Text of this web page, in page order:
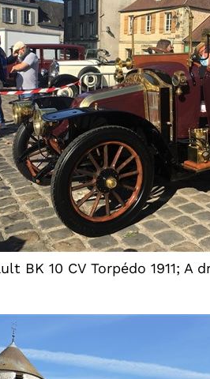
BK 10 CV Torpédo 1911;